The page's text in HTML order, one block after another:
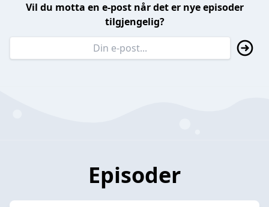
Vil du motta en e-post når det er nye episoder
tilgjengelig?
Episoder